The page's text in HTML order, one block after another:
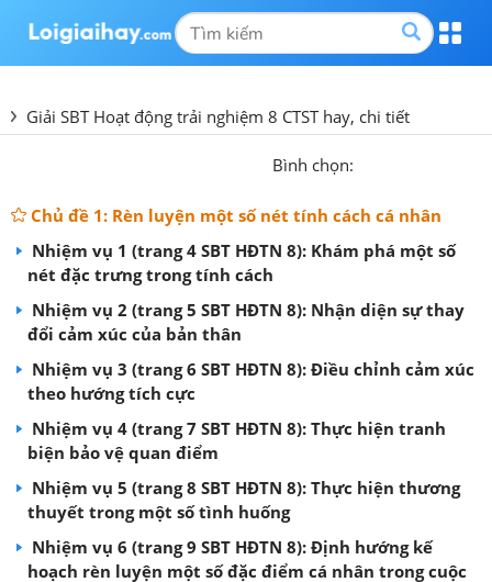
Giải SBT Hoạt động trải nghiệm 8 CTST hay, chi tiết
Bình chọn:
Chủ đề 1: Rèn luyện một số nét tính cách cá nhân
Nhiệm vụ 1 (trang 4 SBT HĐTN 8): Khám phá một số
nét đặc trưng trong tính cách
Nhiệm vụ 2 (trang 5 SBT HĐTN 8): Nhận diện sự thay
đổi cảm xúc của bản thân
Nhiệm vụ 3 (trang 6 SBT HĐTN 8): Điều chỉnh cảm xúc
theo hướng tích cực
Nhiệm vụ 4 (trang 7 SBT HĐTN 8): Thực hiện tranh
biện bảo vệ quan điểm
Nhiệm vụ 5 (trang 8 SBT HĐTN 8): Thực hiện thương
thuyết trong một số tình huống
Nhiệm vụ 6 (trang 9 SBT HĐTN 8): Định hướng kế
hoạch rèn luyện một số đặc điểm cá nhân trong cuộc